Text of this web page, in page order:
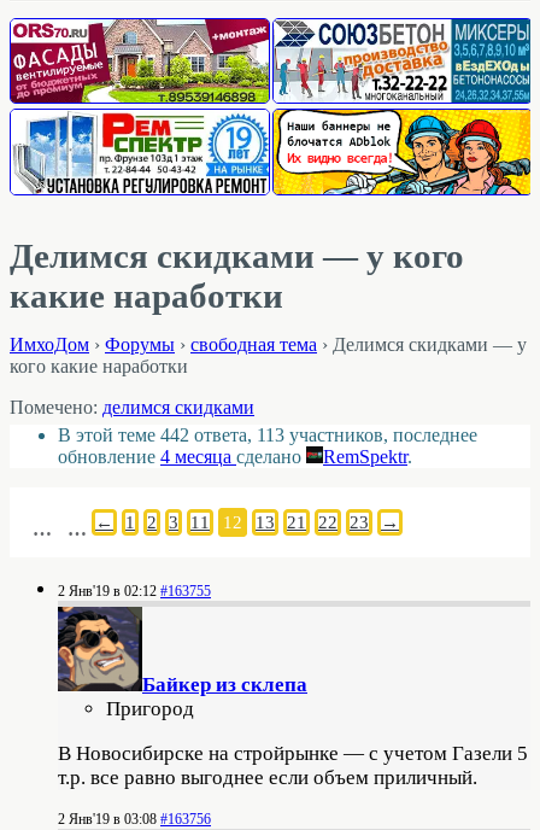
Делимся скидками — у кого
какие наработки
ИмхоДом › Форумы › свободная тема › Делимся скидками — у
кого какие наработки
Помечено: делимся скидками
В этой теме 442 ответа, 113 участников, последнее
обновление 4 месяца сделано RemSpektr.
← 1 2 3
… 11 12 13
… 21 22 23 →
2 Янв'19 в 02:12 #163755
Байкер из склепа
Пригород
В Новосибирске на стройрынке — с учетом Газели 5
т.р. все равно выгоднее если объем приличный.
2 Янв'19 в 03:08 #163756